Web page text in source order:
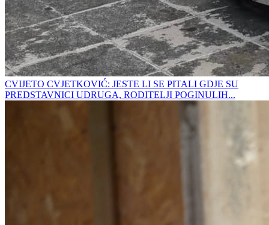
CVIJETO CVJETKOVIĆ: JESTE LI SE PITALI GDJE SU
PREDSTAVNICI UDRUGA, RODITELJI POGINULIH...